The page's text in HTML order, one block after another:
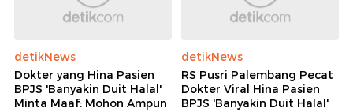
detikNews
Dokter yang Hina Pasien
BPJS 'Banyakin Duit Halal'
Minta Maaf: Mohon Ampun
detikNews
RS Pusri Palembang Pecat
Dokter Viral Hina Pasien
BPJS 'Banyakin Duit Halal'